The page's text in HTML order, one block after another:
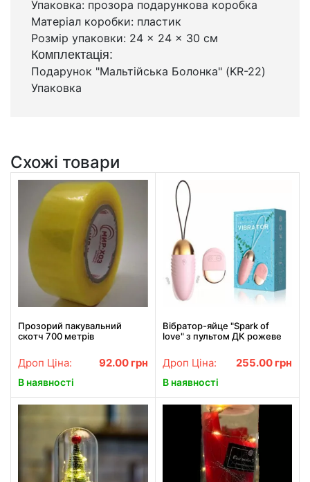
Упаковка: прозора подарункова коробка
Матеріал коробки: пластик
Розмір упаковки: 24 × 24 × 30 см
Комплектація:
Подарунок "Мальтійська Болонка" (KR-22)
Упаковка
Схожі товари
Прозорий пакувальний
скотч 700 метрів
Дроп Ціна: 92.00 грн
В наявності
Вібратор-яйце "Spark of
love" з пультом ДК рожеве
Дроп Ціна: 255.00 грн
В наявності